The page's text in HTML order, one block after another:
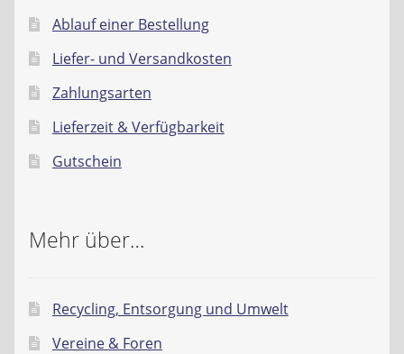
Ablauf einer Bestellung
Liefer- und Versandkosten
Zahlungsarten
Lieferzeit & Verfügbarkeit
Gutschein
Mehr über…
Recycling, Entsorgung und Umwelt
Vereine & Foren